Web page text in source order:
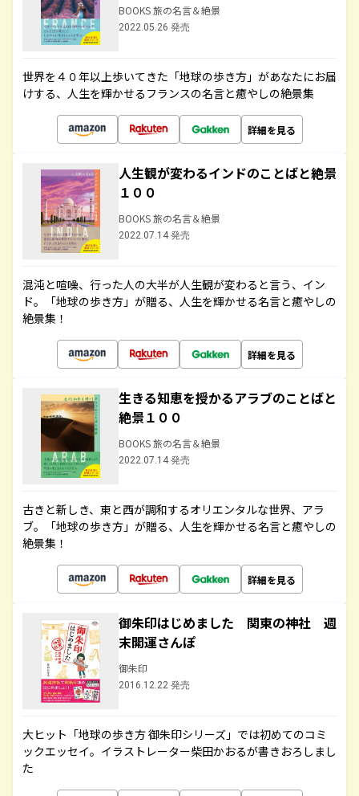
BOOKS 旅の名言＆絶景
2022.05.26 発売
世界を４０年以上歩いてきた「地球の歩き方」があなたにお届
けする、人生を輝かせるフランスの名言と癒やしの絶景集
詳細を見る
人生観が変わるインドのことばと絶景
１００
BOOKS 旅の名言＆絶景
2022.07.14 発売
混沌と喧噪、行った人の大半が人生観が変わると言う、イン
ド。「地球の歩き方」が贈る、人生を輝かせる名言と癒やしの
絶景集！
詳細を見る
生きる知恵を授かるアラブのことばと
絶景１００
BOOKS 旅の名言＆絶景
2022.07.14 発売
古きと新しき、東と西が調和するオリエンタルな世界、アラ
ブ。「地球の歩き方」が贈る、人生を輝かせる名言と癒やしの
絶景集！
詳細を見る
御朱印はじめました 関東の神社 週
末開運さんぽ
御朱印
2016.12.22 発売
大ヒット「地球の歩き方 御朱印シリーズ」では初めてのコミ
ックエッセイ。イラストレーター柴田かおるが書きおろしまし
た